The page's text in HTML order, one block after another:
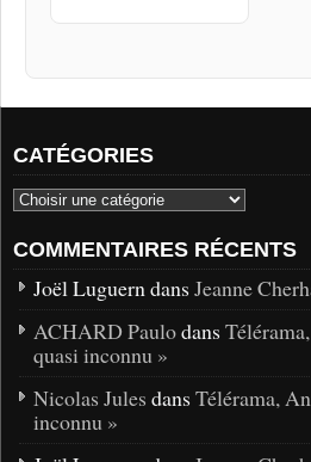
CATÉGORIES
COMMENTAIRES RÉCENTS
Joël Luguern dans Jeanne
ACHARD Paulodans
quasi inconnu »
Nicolas Jules dans Télérama,
inconnu »